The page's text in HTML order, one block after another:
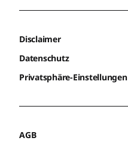
Disclaimer
Datenschutz
Privatsphäre-Einstellungen
AGB